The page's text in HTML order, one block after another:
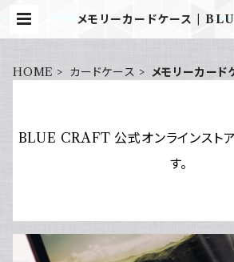
メモリーカードケース |
HOME カードケース メモリーカード
BLUE CRAFT 公式オンラインスト
す。